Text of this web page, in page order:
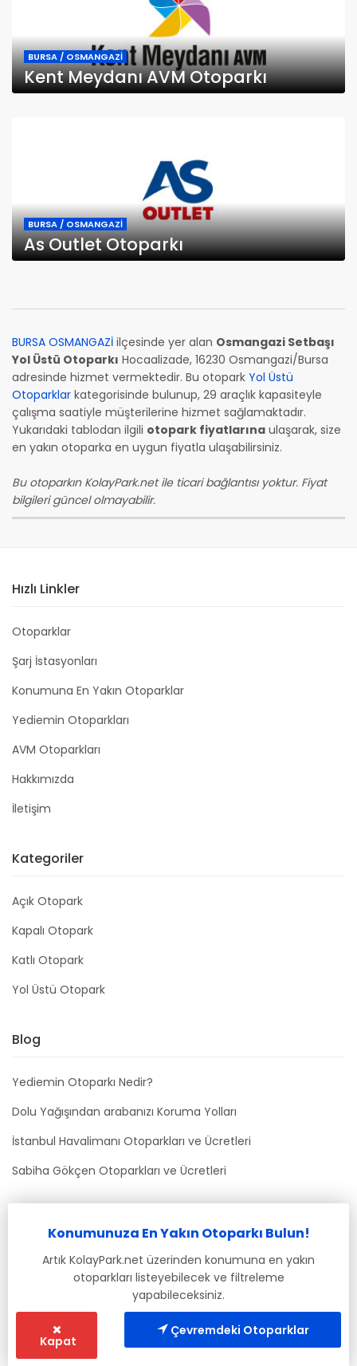
BURSA / OSMANGAZİ
Kent Meydanı AVM Otoparkı
BURSA / OSMANGAZİ
As Outlet Otoparkı
BURSA OSMANGAZİ ilçesinde yer alan Osmangazi Setbaşı
Yol Üstü Otoparkı Hocaalizade, 16230 Osmangazi/Bursa
adresinde hizmet vermektedir. Bu otopark Yol Üstü
Otoparklar kategorisinde bulunup, 29 araçlık kapasiteyle
çalışma saatiyle müşterilerine hizmet sağlamaktadır.
Yukarıdaki tablodan ilgili otopark fiyatlarına ulaşarak, size
en yakın otoparka en uygun fiyatla ulaşabilirsiniz.
Bu otoparkın KolayPark.net ile ticari bağlantısı yoktur. Fiyat
bilgileri güncel olmayabilir.
Hızlı Linkler
Otoparklar
Şarj İstasyonları
Konumuna En Yakın Otoparklar
Yediemin Otoparkları
AVM Otoparkları
Hakkımızda
İletişim
Kategoriler
Açık Otopark
Kapalı Otopark
Katlı Otopark
Yol Üstü Otopark
Blog
Yediemin Otoparkı Nedir?
Dolu Yağışından arabanızı Koruma Yolları
İstanbul Havalimanı Otoparkları ve Ücretleri
Sabiha Gökçen Otoparkları ve Ücretleri
© 2019-2021 Tüm Hakları Saklıdır
Konumunuza En Yakın Otoparkı Bulun!
Artık KolayPark.net üzerinden konumuna en yakın
otoparkları listeyebilecek ve filtreleme
yapabileceksiniz.
Kapat
Çevremdeki Otoparklar